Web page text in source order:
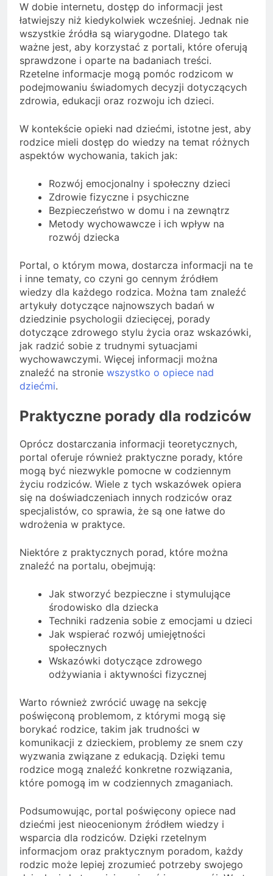
W dobie internetu, dostęp do informacji jest
łatwiejszy niż kiedykolwiek wcześniej. Jednak nie
wszystkie źródła są wiarygodne. Dlatego tak
ważne jest, aby korzystać z portali, które oferują
sprawdzone i oparte na badaniach treści.
Rzetelne informacje mogą pomóc rodzicom w
podejmowaniu świadomych decyzji dotyczących
zdrowia, edukacji oraz rozwoju ich dzieci.
W kontekście opieki nad dziećmi, istotne jest, aby
rodzice mieli dostęp do wiedzy na temat różnych
aspektów wychowania, takich jak:
Rozwój emocjonalny i społeczny dzieci
Zdrowie fizyczne i psychiczne
Bezpieczeństwo w domu i na zewnątrz
Metody wychowawcze i ich wpływ na
rozwój dziecka
Portal, o którym mowa, dostarcza informacji na te
i inne tematy, co czyni go cennym źródłem
wiedzy dla każdego rodzica. Można tam znaleźć
artykuły dotyczące najnowszych badań w
dziedzinie psychologii dziecięcej, porady
dotyczące zdrowego stylu życia oraz wskazówki,
jak radzić sobie z trudnymi sytuacjami
wychowawczymi. Więcej informacji można
znaleźć na stronie wszystko o opiece nad
dziećmi.
Praktyczne porady dla rodziców
Oprócz dostarczania informacji teoretycznych,
portal oferuje również praktyczne porady, które
mogą być niezwykle pomocne w codziennym
życiu rodziców. Wiele z tych wskazówek opiera
się na doświadczeniach innych rodziców oraz
specjalistów, co sprawia, że są one łatwe do
wdrożenia w praktyce.
Niektóre z praktycznych porad, które można
znaleźć na portalu, obejmują:
Jak stworzyć bezpieczne i stymulujące
środowisko dla dziecka
Techniki radzenia sobie z emocjami u dzieci
Jak wspierać rozwój umiejętności
społecznych
Wskazówki dotyczące zdrowego
odżywiania i aktywności fizycznej
Warto również zwrócić uwagę na sekcję
poświęconą problemom, z którymi mogą się
borykać rodzice, takim jak trudności w
komunikacji z dzieckiem, problemy ze snem czy
wyzwania związane z edukacją. Dzięki temu
rodzice mogą znaleźć konkretne rozwiązania,
które pomogą im w codziennych zmaganiach.
Podsumowując, portal poświęcony opiece nad
dziećmi jest nieocenionym źródłem wiedzy i
wsparcia dla rodziców. Dzięki rzetelnym
informacjom oraz praktycznym poradom, każdy
rodzic może lepiej zrozumieć potrzeby swojego